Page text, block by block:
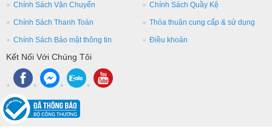
Điện áp sử dụng : 220V ～ 240V/50Hz
Trọng lượng: 2.8 kg
Chính Sách Vận Chuyển
Chính Sách Thanh Toán
Chính Sách Bảo mật thông tin
Chính Sách Quầy Kệ
Thỏa thuận cung cấp & sử dụng
Điều khoản
Kết Nối Với Chúng Tôi